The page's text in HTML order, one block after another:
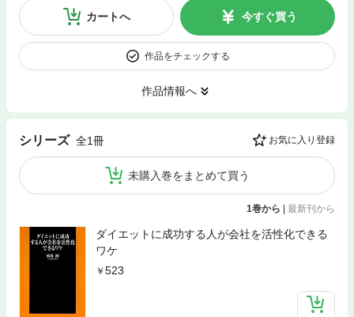
カートへ 今すぐ買う
作品をチェックする
作品情報へ
シリーズ 全1冊 お気に入り登録
未購入巻をまとめて買う
1巻から | 最新刊から
ダイエットに成功する人が会社を活性化できる
ワケ
523